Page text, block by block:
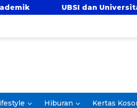
dan Universitas Panca Bhakti
Hiburan Kertas